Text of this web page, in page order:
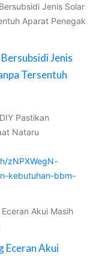
Jenis Solar
Aparat Penegak
Jenis
Tersentuh
Pastikan
Nataru
zNPXWegN-
kebutuhan-bbm-
Akui Masih
Eceran Akui